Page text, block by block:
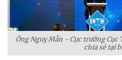
Ông Nguỵ Mẫn - Cục trưởng Cục
chia sẻ tại